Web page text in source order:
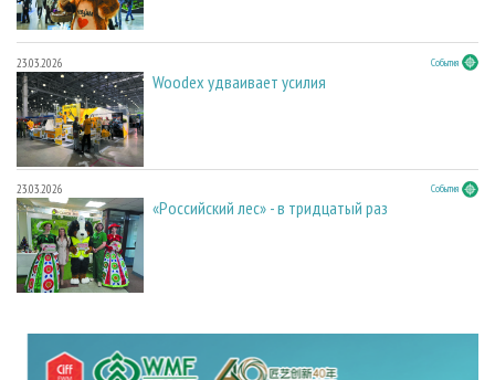
23.03.2026 События
Woodex удваивает усилия
23.03.2026 События
«Российский лес» - в тридцатый раз